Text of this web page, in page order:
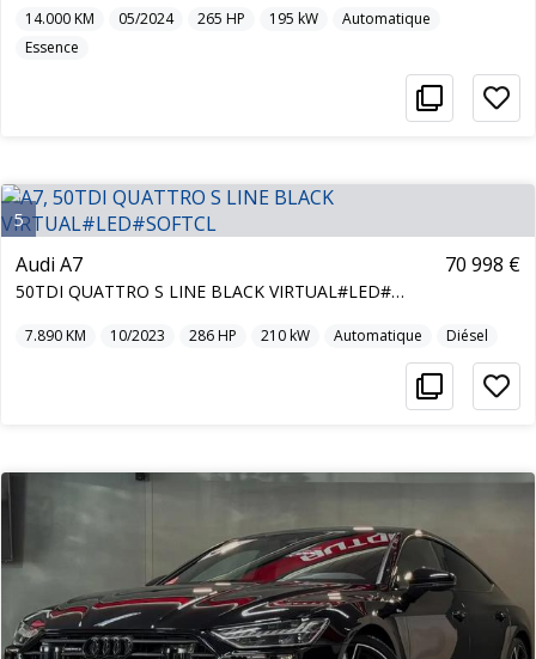
14.000KM 05/2024 265 HP 195 kW
Automatique
Essence
5
Audi A7
50TDI QUATTRO S LINE BLACK VIRTUAL#LED#SOFTCL
70 998 €
7.890KM 10/2023 286HP 210kW Automatique Diésel